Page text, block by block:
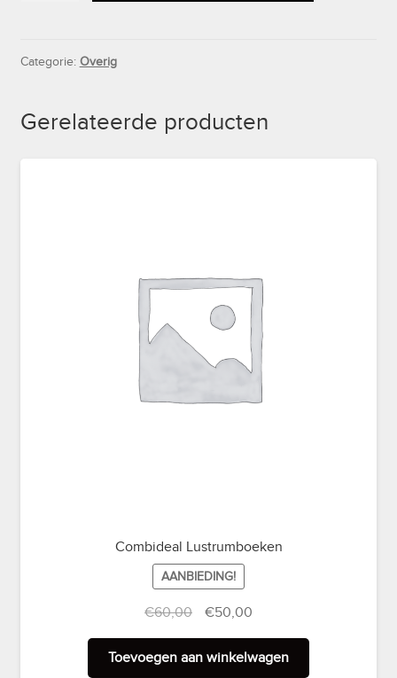
Categorie: Overig
Gerelateerde producten
Combideal Lustrumboeken
AANBIEDING!
€60,00
Oorspronkelijke
prijs
was:
€50,00Huidige
prijs
is:
Toevoegen aan winkelwagen